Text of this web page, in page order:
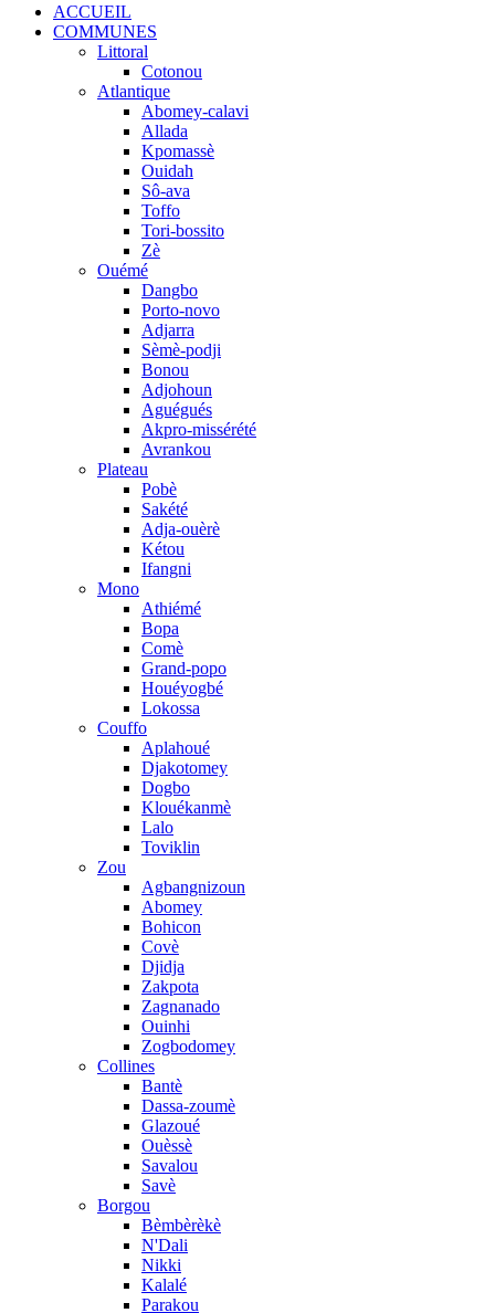
ACCUEIL
COMMUNES
Littoral
Cotonou
Atlantique
Abomey-calavi
Allada
Kpomassè
Ouidah
Sô-ava
Toffo
Tori-bossito
Zè
Ouémé
Dangbo
Porto-novo
Adjarra
Sèmè-podji
Bonou
Adjohoun
Aguégués
Akpro-missérété
Avrankou
Plateau
Pobè
Sakété
Adja-ouèrè
Kétou
Ifangni
Mono
Athiémé
Bopa
Comè
Grand-popo
Houéyogbé
Lokossa
Couffo
Aplahoué
Djakotomey
Dogbo
Klouékanmè
Lalo
Toviklin
Zou
Agbangnizoun
Abomey
Bohicon
Covè
Djidja
Zakpota
Zagnanado
Ouinhi
Zogbodomey
Collines
Bantè
Dassa-zoumè
Glazoué
Ouèssè
Savalou
Savè
Borgou
Bèmbèrèkè
N'Dali
Nikki
Kalalé
Parakou